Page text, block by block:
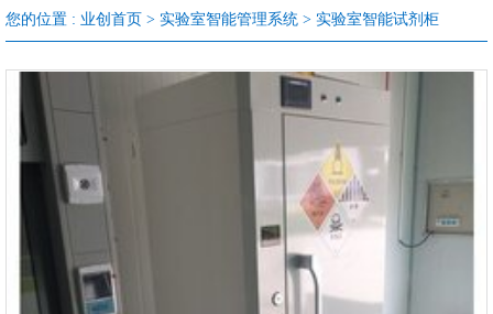
您的位置 : 业创首页 > 实验室智能管理系统 > 实验室智能试剂柜